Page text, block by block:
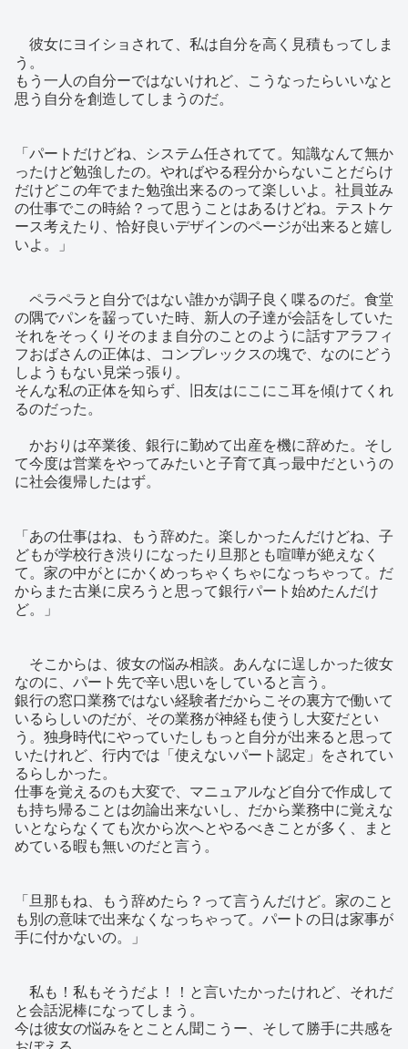
彼女にヨイショされて、私は自分を高く見積もってしま
う。
もう一人の自分ーではないけれど、こうなったらいいなと
思う自分を創造してしまうのだ。
「パートだけどね、システム任されてて。知識なんて無か
ったけど勉強したの。やればやる程分からないことだらけ
だけどこの年でまた勉強出来るのって楽しいよ。社員並み
の仕事でこの時給？って思うことはあるけどね。テストケ
ース考えたり、恰好良いデザインのページが出来ると嬉し
いよ。」
ペラペラと自分ではない誰かが調子良く喋るのだ。食堂
の隅でパンを齧っていた時、新人の子達が会話をしていた
それをそっくりそのまま自分のことのように話すアラフィ
フおばさんの正体は、コンプレックスの塊で、なのにどう
しようもない見栄っ張り。
そんな私の正体を知らず、旧友はにこにこ耳を傾けてくれ
るのだった。
かおりは卒業後、銀行に勤めて出産を機に辞めた。そし
て今度は営業をやってみたいと子育て真っ最中だというの
に社会復帰したはず。
「あの仕事はね、もう辞めた。楽しかったんだけどね、子
どもが学校行き渋りになったり旦那とも喧嘩が絶えなく
て。家の中がとにかくめっちゃくちゃになっちゃって。だ
からまた古巣に戻ろうと思って銀行パート始めたんだけ
ど。」
そこからは、彼女の悩み相談。あんなに逞しかった彼女
なのに、パート先で辛い思いをしていると言う。
銀行の窓口業務ではない経験者だからこその裏方で働いて
いるらしいのだが、その業務が神経も使うし大変だとい
う。独身時代にやっていたしもっと自分が出来ると思って
いたけれど、行内では「使えないパート認定」をされてい
るらしかった。
仕事を覚えるのも大変で、マニュアルなど自分で作成して
も持ち帰ることは勿論出来ないし、だから業務中に覚えな
いとならなくても次から次へとやるべきことが多く、まと
めている暇も無いのだと言う。
「旦那もね、もう辞めたら？って言うんだけど。家のこと
も別の意味で出来なくなっちゃって。パートの日は家事が
手に付かないの。」
私も！私もそうだよ！！と言いたかったけれど、それだ
と会話泥棒になってしまう。
今は彼女の悩みをとことん聞こうー、そして勝手に共感を